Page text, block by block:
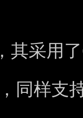
其采用
同样支